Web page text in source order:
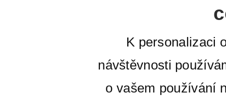
K personalizaci
návštěvnosti
o vašem používání